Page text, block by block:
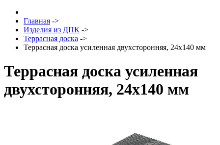
Главная ->
Изделия из ДПК ->
Террасная доска ->
Террасная доска усиленная двухсторонняя, 24х140 мм
Террасная доска усиленная
двухсторонняя, 24х140 мм